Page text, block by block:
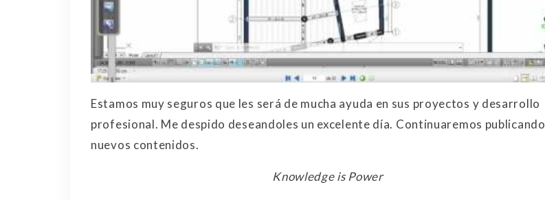
Estamos muy seguros que les será de mucha ayuda en sus proyectos y desarrollo
profesional. Me despido deseandoles un excelente día. Continuaremos publicando
nuevos contenidos.
Knowledge is Power